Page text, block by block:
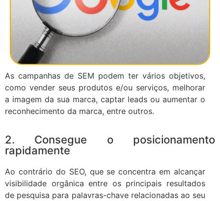
As campanhas de SEM podem ter vários objetivos,
como vender seus produtos e/ou serviços, melhorar
a imagem da sua marca, captar leads ou aumentar o
reconhecimento da marca, entre outros.
2. Consegue o posicionamento
rapidamente
Ao contrário do SEO, que se concentra em alcançar
visibilidade orgânica entre os principais resultados
de pesquisa para palavras-chave relacionadas ao seu